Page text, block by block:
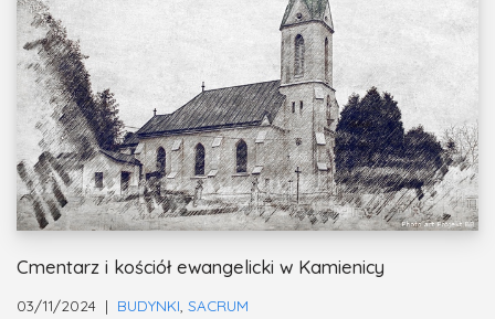
Cmentarz i kościół ewangelicki w Kamienicy
03/11/2024 BUDYNKI SACRUM